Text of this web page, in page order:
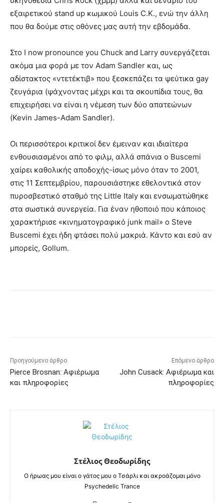
εξαιρετικού stand up κωμικού Louis C.K., ενώ την άλλη
που θα δούμε στις οθόνες μας αυτή την εβδομάδα.
Στο I now pronounce you Chuck and Larry συνεργάζεται
ακόμα μια φορά με τον Adam Sandler και, ως
αδίστακτος «ντετέκτιβ» που ξεσκεπάζει τα ψεύτικα gay
ζευγάρια (ψάχνοντας μέχρι και τα σκουπίδια τους, θα
επιχειρήσει να είναι η νέμεση των δύο απατεώνων
(Kevin James-Adam Sandler).
Οι περισσότεροι κριτικοί δεν έμειναν και ιδιαίτερα
ενθουσιασμένοι από το φιλμ, αλλά σπάνια ο Buscemi
χαίρει καθολικής αποδοχής-ίσως μόνο όταν το 2001,
στις 11 Σεπτεμβρίου, παρουσιάστηκε εθελοντικά στον
πυροσβεστικό σταθμό της Little Italy και ενσωματώθηκε
στα σωστικά συνεργεία. Για έναν ηθοποιό που κάποιος
χαρακτήρισε «κινηματογραφικό junk mail» ο Steve
Buscemi έχει ήδη φτάσει πολύ μακριά. Κάντο και εσύ αν
μπορείς, Gollum.
Προηγούμενο άρθρο
Pierce Brosnan: Αφιέρωμα
και πληροφορίες
Επόμενο άρθρο
John Cusack: Αφιέρωμα και
πληροφορίες
Στέλιος Θεοδωρίδης
Ο ήρωας μου είναι ο γάτος μου ο Τσάρλι και ακροάζομαι μόνο
Psychedelic Trance